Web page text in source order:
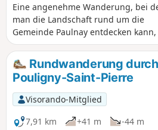
Eine angenehme Wanderung, bei
man die Landschaft rund um die
Gemeinde Paulnay entdecken
in der Naturregion Boischaut Nord
Regionalen Naturpark Brenne liegt.
Rundwanderung
Pouligny-Saint-Pierre
Visorando-Mitglied
7,91 km
+41 m
-44 m